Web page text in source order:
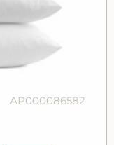
АР000086582